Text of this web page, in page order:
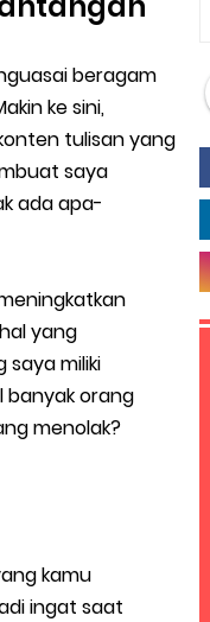
beragam
ke sini,
tulisan yang
saya
ada apa-
yang
saya miliki
banyak orang
menolak?
kamu
ingat saat